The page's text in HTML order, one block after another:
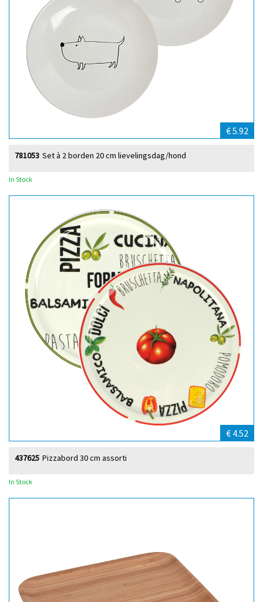
€ 5.92
Set à 2 borden 20 cm lievelingsdag/hond
781053
In Stock
€ 4.52
Pizzabord 30 cm assorti
437625
In Stock